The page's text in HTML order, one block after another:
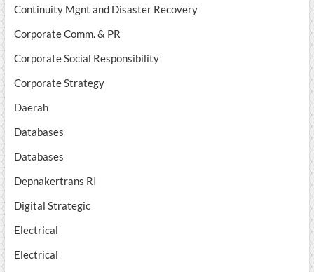
Continuity Mgnt and Disaster Recovery
Corporate Comm. & PR
Corporate Social Responsibility
Corporate Strategy
Daerah
Databases
Databases
Depnakertrans RI
Digital Strategic
Electrical
Electrical